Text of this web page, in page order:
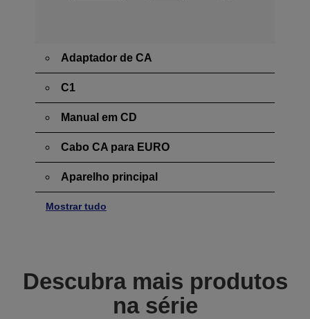
Adaptador de CA
C1
Manual em CD
Cabo CA para EURO
Aparelho principal
Mostrar tudo
Descubra mais produtos
na série